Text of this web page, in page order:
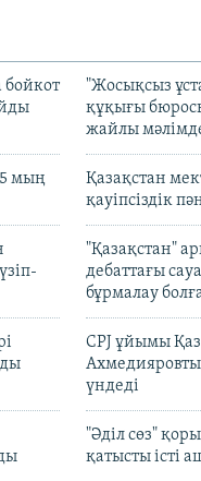
бойкот
"Жосықсыз
құқығы
жайлы
мың
Қазақстан
қауіпсіздік
"Қазақстан"
дебаттағы
бұрмалау
CPJ ұйымы
Ахмедияровты
үндеді
"Әділ сөз"
қатысты істі